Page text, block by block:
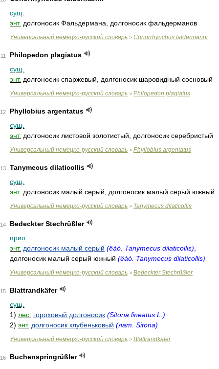
сущ.
энт. долгоносик Фальдермана, долгоносик фальдерманов
Универсальный немецко-русский словарь > Conorrhynchus faldermanni
11
Philopedon plagiatus
сущ.
энт. долгоносик спаржевый, долгоносик шаровидный сосновый
Универсальный немецко-русский словарь > Philopedon plagiatus
12
Phyllobius argentatus
сущ.
энт. долгоносик листовой золотистый, долгоносик серебристый
Универсальный немецко-русский словарь > Phyllobius argentatus
13
Tanymecus dilaticollis
сущ.
энт. долгоносик малый серый, долгоносик малый серый южный
Универсальный немецко-русский словарь > Tanymecus dilaticollis
14
Bedeckter Stechrüßler
прил.
энт. долгоносик малый серый (ëàò. Tanymecus dilaticollis)
долгоносик малый серый южный (ëàò. Tanymecus dilaticollis)
Универсальный немецко-русский словарь > Bedeckter Stechrüßler
15
Blattrandkäfer
сущ.
1) лес. гороховый долгоносик (Sitona lineatus L.)
2) энт. долгоносик клубеньковый (лат. Sitona)
Универсальный немецко-русский словарь > Blattrandkäfer
16
Buchenspringrüßler